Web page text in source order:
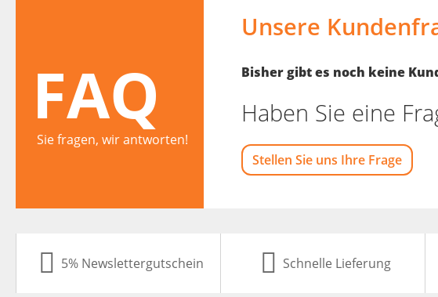
FAQ
Sie fragen, wir antworten!
Unsere
Bisher gibt es noch keine
Haben Sie eine
Stellen Sie uns Ihre Frage
5% Newslettergutschein Schnelle Lieferung